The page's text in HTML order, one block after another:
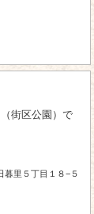
街区公園）で
暮里５丁目１８−５